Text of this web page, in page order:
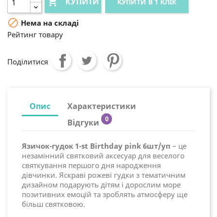
 Нема на складі
Рейтинг товару
Поділитися
Опис
Характеристики
Відгуки
0
Язичок-гудок 1-st Birthday pink 6шт/уп – це
незамінний святковий аксесуар для веселого
святкування першого дня народження
дівчинки. Яскраві рожеві гудки з тематичним
дизайном подарують дітям і дорослим море
позитивних емоцій та зроблять атмосферу ще
більш святковою.